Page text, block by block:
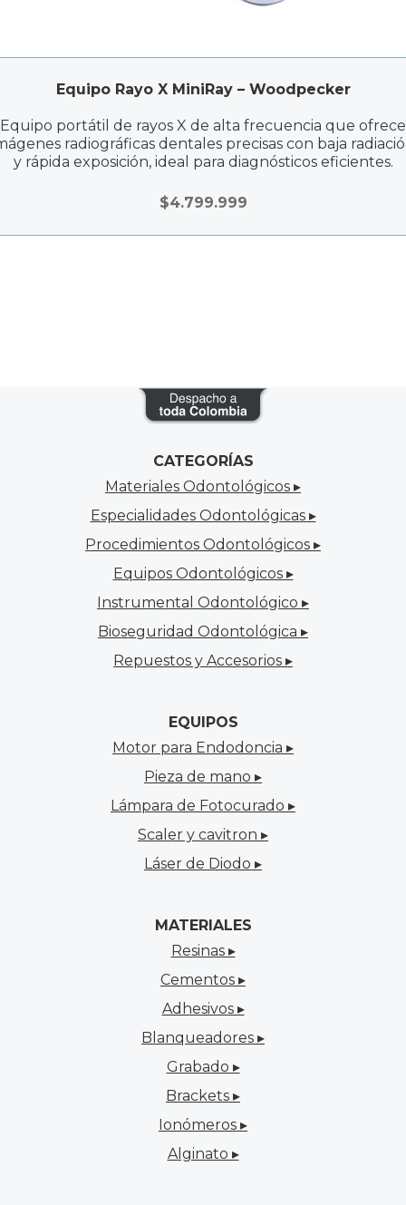
Equipo Rayo X MiniRay – Woodpecker
Equipo portátil de rayos X de alta frecuencia que ofrece
radiográficas dentales precisas con baja
y rápida exposición, ideal para diagnósticos eficientes.
$4.799.999
CATEGORÍAS
Materiales Odontológicos ▸
Especialidades Odontológicas ▸
Procedimientos Odontológicos ▸
Equipos Odontológicos ▸
Instrumental Odontológico ▸
Bioseguridad Odontológica ▸
Repuestos y Accesorios ▸
EQUIPOS
Motor para Endodoncia ▸
Pieza de mano ▸
Lámpara de Fotocurado ▸
Scaler y cavitron ▸
Láser de Diodo ▸
MATERIALES
Resinas ▸
Cementos ▸
Adhesivos ▸
Blanqueadores ▸
Grabado ▸
Brackets ▸
Ionómeros ▸
Alginato ▸